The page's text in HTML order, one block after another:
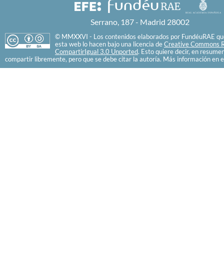
Serrano, 187 - Madrid 28002
© MMXXVI - Los contenidos elaborados por FundéuRAE
esta web lo hacen bajo una licencia de Creative Commons
CompartirIgual 3.0 Unported. Esto quiere decir, en
compartir libremente, pero que se debe citar la autoría. Más información en